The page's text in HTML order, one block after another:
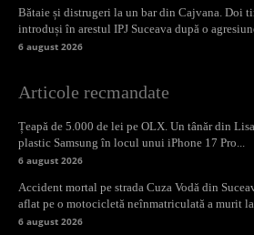
Bătaie și distrugeri la un bar din Cajvana. Doi
introduși în arestul IPJ Suceava după o
6 august 2026
Articole recmandate
Țeapă de 5.000 de lei pe OLX. Un tânăr din
plastic Samsung în locul unui iPhone 17 Pro...
6 august 2026
Accident mortal pe strada Cuza Vodă din
aflat pe o motocicletă neînmatriculată a murit
6 august 2026